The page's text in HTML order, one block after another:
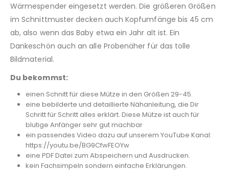
Wärmespender eingesetzt werden. Die größeren Größen
im Schnittmuster decken auch Kopfumfänge bis 45 cm
ab, also wenn das Baby etwa ein Jahr alt ist. Ein
Dankeschön auch an alle Probenäher für das tolle
Bildmaterial.
Du bekommst:
einen Schnitt für diese Mütze in den Größen 29-45.
eine bebilderte und detaillierte Nähanleitung, die Dir
Schritt für Schritt alles erklärt. Diese Mütze ist auch für
blutige Anfänger sehr gut machbar
ein passendes Video dazu auf unserem YouTube Kanal:
https://youtu.be/BG9CfwFEOYw
eine PDF Datei zum Abspeichern und Ausdrucken.
kein Fachsimpeln sondern einfache Erklärungen.